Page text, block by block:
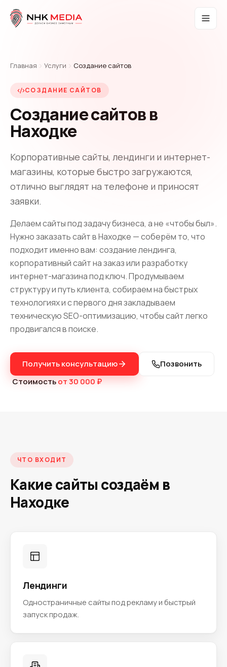
Главная Услуги Создание сайтов
СОЗДАНИЕ САЙТОВ
Создание сайтов в
Находке
Корпоративные сайты, лендинги и интернет-
магазины, которые быстро загружаются,
отлично выглядят на телефоне и приносят
заявки.
Делаем сайты под задачу бизнеса, а не «чтобы был».
Нужно заказать сайт в Находке — соберём то, что
подходит именно вам: создание лендинга,
корпоративный сайт на заказ или разработку
интернет-магазина под ключ. Продумываем
структуру и путь клиента, собираем на быстрых
технологиях и с первого дня закладываем
техническую SEO-оптимизацию, чтобы сайт легко
продвигался в поиске.
Получить консультацию
Позвонить
Стоимостьот 30 000 ₽
ЧТО ВХОДИТ
Какие сайты создаём в
Находке
Лендинги
Одностраничные сайты под рекламу и быстрый
запуск продаж.